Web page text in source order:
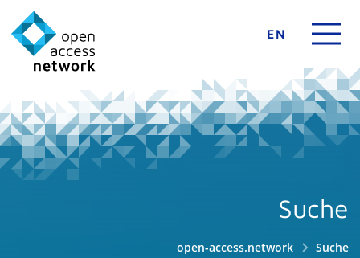
EN
Suche
open-access.network Suche